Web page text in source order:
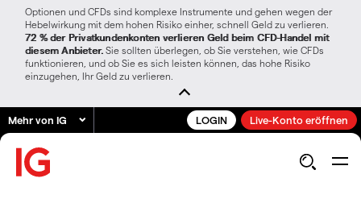
Optionen und CFDs sind komplexe Instrumente und gehen wegen der
Hebelwirkung mit dem hohen Risiko einher, schnell Geld zu verlieren.
72 % der Privatkundenkonten verlieren Geld beim CFD-Handel mit
diesem Anbieter. Sie sollten überlegen, ob Sie verstehen, wie CFDs
funktionieren, und ob Sie es sich leisten können, das hohe Risiko
einzugehen, Ihr Geld zu verlieren.
Mehr von IG LOGIN Live-Konto eröffnen